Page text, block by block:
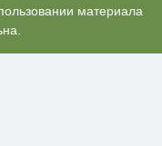
материала
i
вас